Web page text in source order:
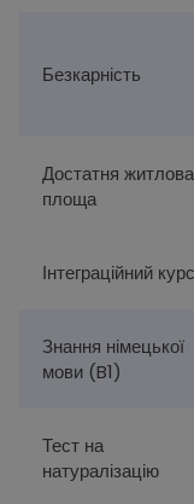
Безкарність
Достатня житлова
площа
Інтеграційний курс
Знання німецької
мови (B1)
Тест на
натуралізацію